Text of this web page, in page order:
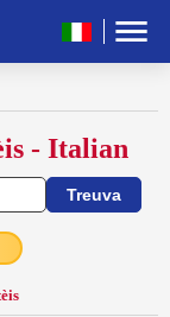
- Italian